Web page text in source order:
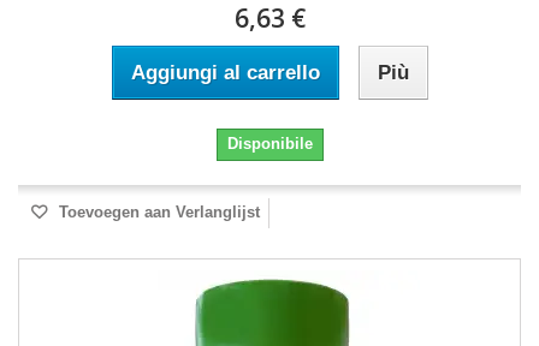
6,63 €
Aggiungi al carrello Più
Disponibile
Toevoegen aan Verlanglijst